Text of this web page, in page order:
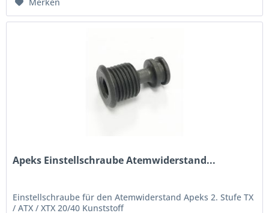
Apeks Einstellschraube Atemwiderstand...
Einstellschraube für den Atemwiderstand Apeks 2. Stufe TX
/ ATX / XTX 20/40 Kunststoff